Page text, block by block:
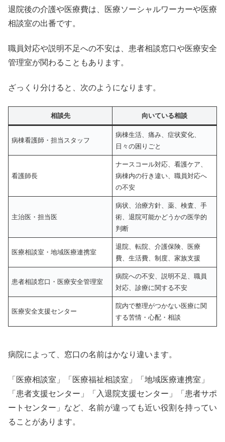
退院後の介護や医療費は、医療ソーシャルワーカーや医療
相談室の出番です。
職員対応や説明不足への不安は、患者相談窓口や医療安全
管理室が関わることもあります。
ざっくり分けると、次のようになります。
相談先 向いている相談
病棟看護師・担当スタッフ
病棟生活、痛み、症状変化、
日々の困りごと
看護師長
ナースコール対応、看護ケア、
病棟内の行き違い、職員対応へ
の不安
主治医・担当医
病状、治療方針、薬、検査、手
術、退院可能かどうかの医学的
判断
医療相談室・地域医療連携室
退院、転院、介護保険、医療
費、生活費、制度、家族支援
患者相談窓口・医療安全管理室
病院への不安、説明不足、職員
対応、診療に関する不安
医療安全支援センター
院内で整理がつかない医療に関
する苦情・心配・相談
病院によって、窓口の名前はかなり違います。
「医療相談室」「医療福祉相談室」「地域医療連携室」
「患者支援センター」「入退院支援センター」「患者サポ
ートセンター」など、名前が違っても近い役割を持ってい
ることがあります。